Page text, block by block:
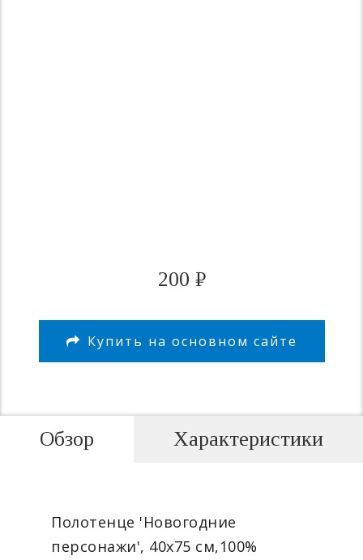
200 ₽
Купить на основном сайте
Обзор
Полотенце 'Новогодние
персонажи', 40х75 см,100%
Характеристики